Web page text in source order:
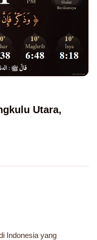
Utara,
Indonesia yang